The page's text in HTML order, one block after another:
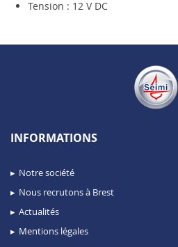
Tension : 12 V DC
INFORMATIONS
Notre société
Nous recrutons à Brest
Actualités
Mentions légales